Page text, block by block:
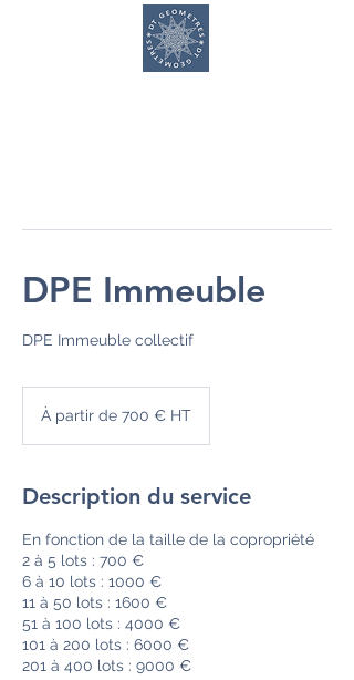
DPE Immeuble
partir
€
À partir de 700 € HT
Description du service
En fonction de la taille de la copropriété
2 à 5 lots : 700 €
6 à 10 lots : 1000 €
11 à 50 lots : 1600 €
51 à 100 lots : 4000 €
101 à 200 lots : 6000 €
201 à 400 lots : 9000 €